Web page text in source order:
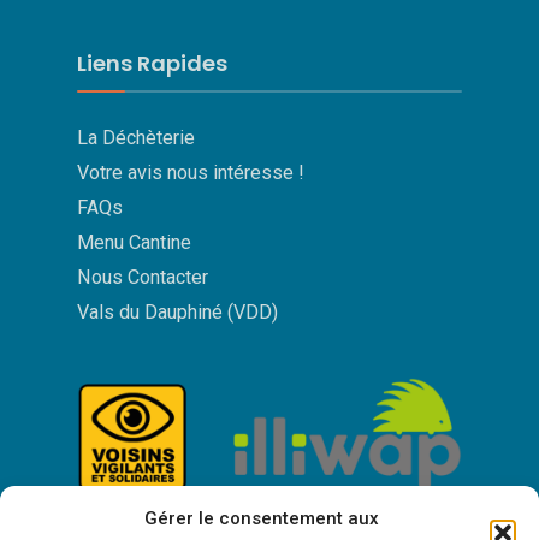
Gérer le consentement aux
Liens Rapides
La Déchèterie
Votre avis nous intéresse !
FAQs
Menu Cantine
Nous Contacter
Vals du Dauphiné (VDD)